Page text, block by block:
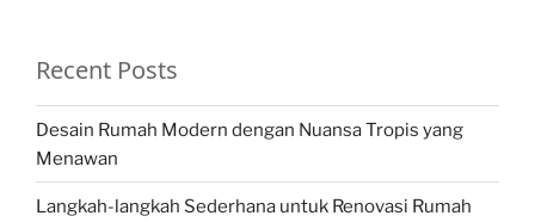
Recent Posts
Desain Rumah Modern dengan Nuansa Tropis yang
Menawan
Langkah-langkah Sederhana untuk Renovasi Rumah